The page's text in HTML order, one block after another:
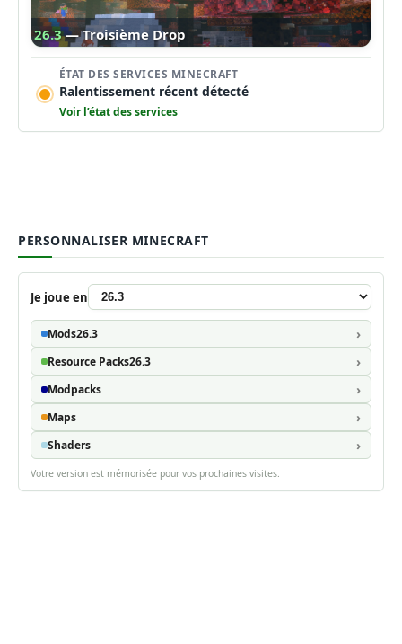
26.3 — Troisième Drop
ÉTAT DES SERVICES MINECRAFT
Ralentissement récent détecté
Voir l’état des services
PERSONNALISER MINECRAFT
Je joue en
Mods26.3
Resource Packs26.3
Modpacks
Maps
Shaders
Votre version est mémorisée pour vos prochaines visites.